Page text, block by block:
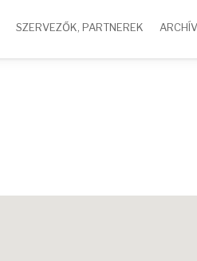
SZERVEZŐK, PARTNEREK